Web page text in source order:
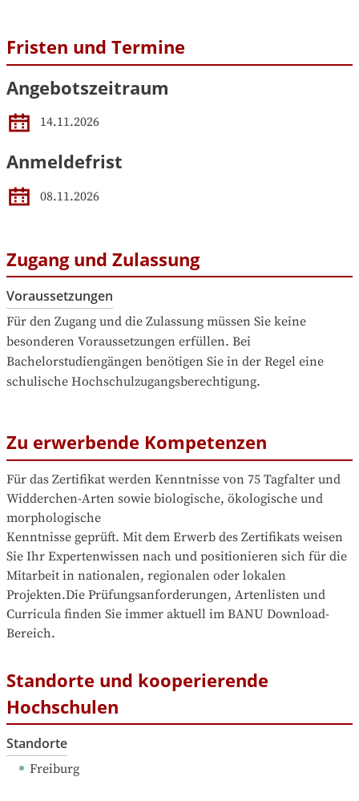
Fristen und Termine
Angebotszeitraum
14.11.2026
Anmeldefrist
08.11.2026
Zugang und Zulassung
Voraussetzungen
Für den Zugang und die Zulassung müssen Sie keine
besonderen Voraussetzungen erfüllen. Bei
Bachelorstudiengängen benötigen Sie in der Regel eine
schulische Hochschulzugangsberechtigung.
Zu erwerbende Kompetenzen
Für das Zertifikat werden Kenntnisse von 75 Tagfalter und
Widderchen-Arten sowie biologische, ökologische und
morphologische
Kenntnisse geprüft. Mit dem Erwerb des Zertifikats weisen
Sie Ihr Expertenwissen nach und positionieren sich für die
Mitarbeit in nationalen, regionalen oder lokalen
Projekten.Die Prüfungsanforderungen, Artenlisten und
Curricula finden Sie immer aktuell im BANU Download-
Bereich.
Standorte und kooperierende
Hochschulen
Standorte
Freiburg